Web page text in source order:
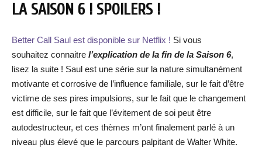
LA SAISON 6 ! SPOILERS !
Better Call Saul est disponible sur Netflix ! Si vous
souhaitez connaitre l’explication de la fin de la Saison 6,
lisez la suite ! Saul est une série sur la nature simultanément
motivante et corrosive de l’influence familiale, sur le fait d’être
victime de ses pires impulsions, sur le fait que le changement
est difficile, sur le fait que l’évitement de soi peut être
autodestructeur, et ces thèmes m’ont finalement parlé à un
niveau plus élevé que le parcours palpitant de Walter White.